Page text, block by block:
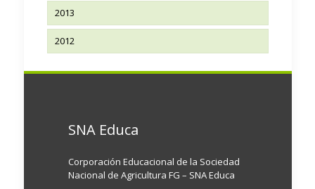
2013
2012
SNA Educa
Corporación Educacional de la Sociedad
Nacional de Agricultura FG – SNA Educa